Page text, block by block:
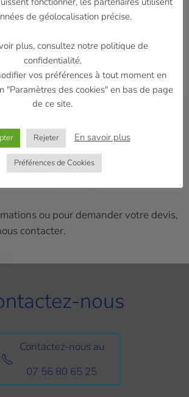
mobile.
de réaliser vos relevés et
les informations nécessaires
le client. Les dessinateurs en
des plans et les métreurs en
les devis n’ont plus besoin de se
précis et effectués par laser-mètre.
de reportages photos.
peuvent être fournis à main levée ou
ou pour demander votre devis,
contacter.
nous
Contactez-nous au
07 56 80 65 25
de géolocalisation précise.
plus, consultez notre politique de
confidentialité.
vos préférences à tout moment en
"Paramètres des cookies" en bas de page
de ce site.
Rejeter En savoir plus
Préférences de Cookies